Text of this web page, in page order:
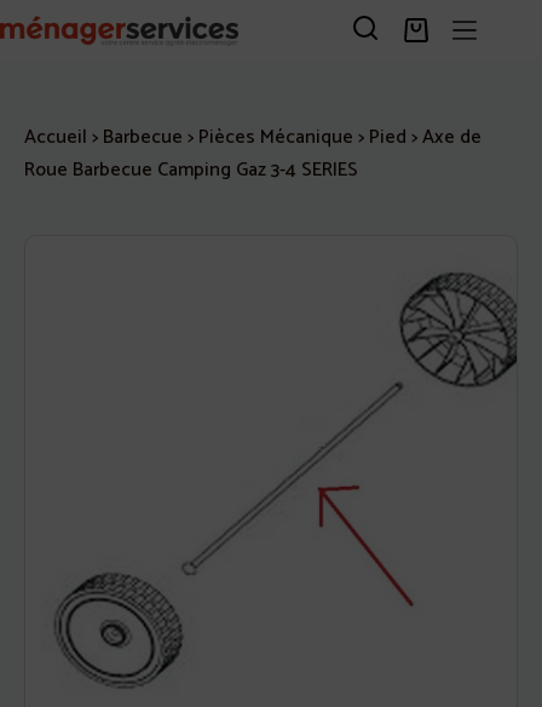
au
Panier
Accueil>Barbecue>Pièces Mécanique>Pied>Axe de
Roue Barbecue Camping Gaz 3-4 SERIES